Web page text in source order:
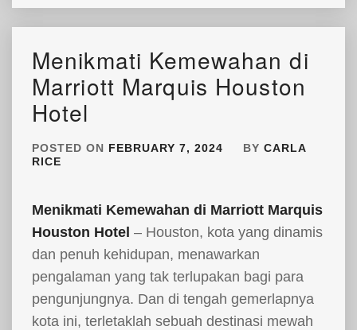
Menikmati Kemewahan di
Marriott Marquis Houston
Hotel
POSTED ON FEBRUARY 7, 2024 BY CARLA
RICE
Menikmati Kemewahan di Marriott Marquis
Houston Hotel – Houston, kota yang dinamis
dan penuh kehidupan, menawarkan
pengalaman yang tak terlupakan bagi para
pengunjungnya. Dan di tengah gemerlapnya
kota ini, terletaklah sebuah destinasi mewah